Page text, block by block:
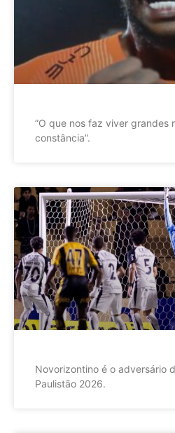
”O que nos faz viver grandes
constância”.
Novorizontino é o adversário
Paulistão 2026.